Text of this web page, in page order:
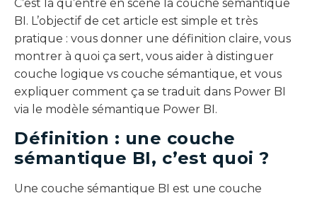
C’est là qu’entre en scène la couche sémantique
BI. L’objectif de cet article est simple et très
pratique : vous donner une définition claire, vous
montrer à quoi ça sert, vous aider à distinguer
couche logique vs couche sémantique, et vous
expliquer comment ça se traduit dans Power BI
via le modèle sémantique Power BI.
Définition : une couche
sémantique BI, c’est quoi ?
Une couche sémantique BI est une couche